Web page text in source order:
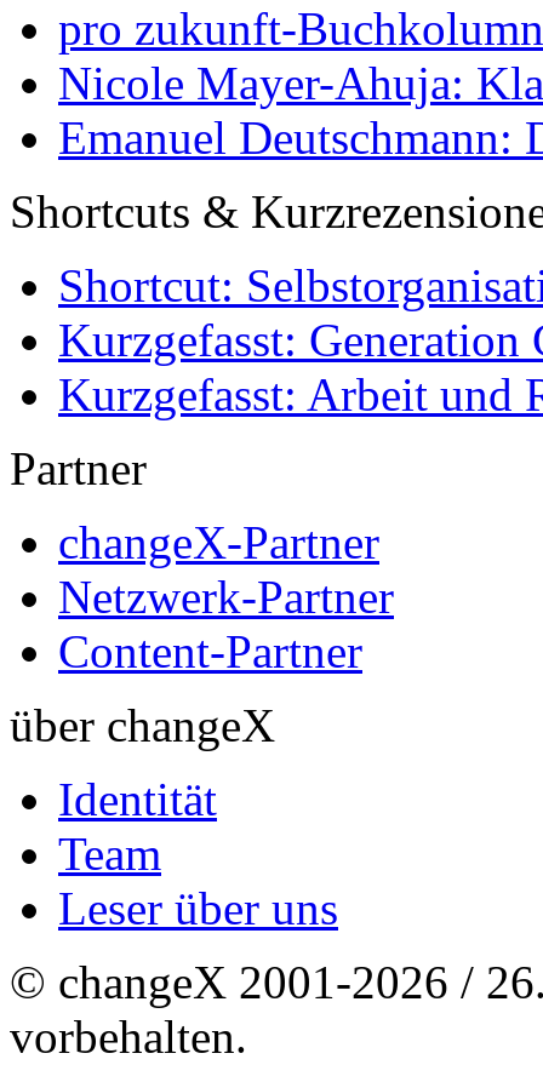
pro zukunft-
Nicole Mayer-Ahuja:
Emanuel Deutschmann:
Shortcuts &
Shortcut:
Kurzgefasst: Generation
Kurzgefasst: Arbeit und
Partner
changeX-Partner
Netzwerk-Partner
Content-Partner
über changeX
Identität
Team
Leser über uns
© changeX 2001-2026 /
vorbehalten.